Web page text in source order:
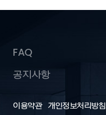
FAQ
공지사항
이용약관 개인정보처리방침